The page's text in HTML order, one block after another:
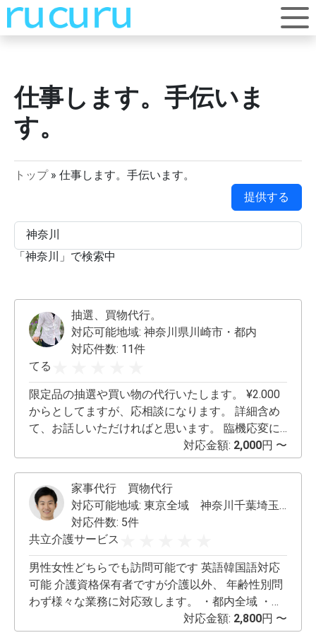
仕事します。手伝いま
す。
トップ» 仕事します。手伝います。
提供する
「神奈川 」で検索中
抽選、買物代行。
対応可能地域: 神奈川県川崎市・都内
対応件数: 11件
てる
限定品の抽選や買い物の代行いたします。 ¥2.000
からとしてますが、応相談になります。 詳細含め
て、お話しいただければと思います。 臨機応変に
対応できますので、よろしくお願いします。
対応金額: 2,000円 〜
家事代行 買物代行
対応可能地域: 東京全域 神奈川千葉埼玉一部地域
対応件数: 5件
共立介護サービス
男性女性どちらでも訪問可能です 英語韓国語対応
可能 介護資格保有者ですが介護以外、 年齢性別問
わず様々な業務に対応致します。 ・都内全域 ・横
浜市青葉区周辺 ・千葉県松戸市周辺 ・埼玉県新座
市周辺
対応金額: 2,800円 〜